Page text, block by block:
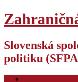
Slovenská
politiku